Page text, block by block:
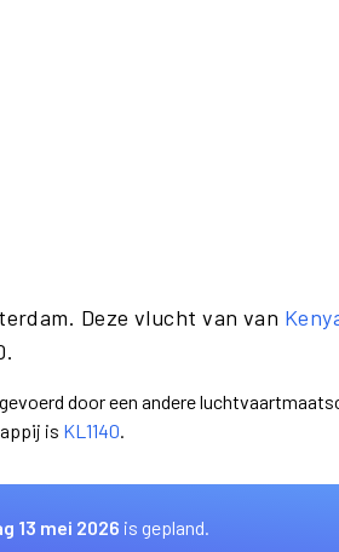
Deze vlucht van van
door een andere
is KL1140.
13 mei 2026 is gepland.